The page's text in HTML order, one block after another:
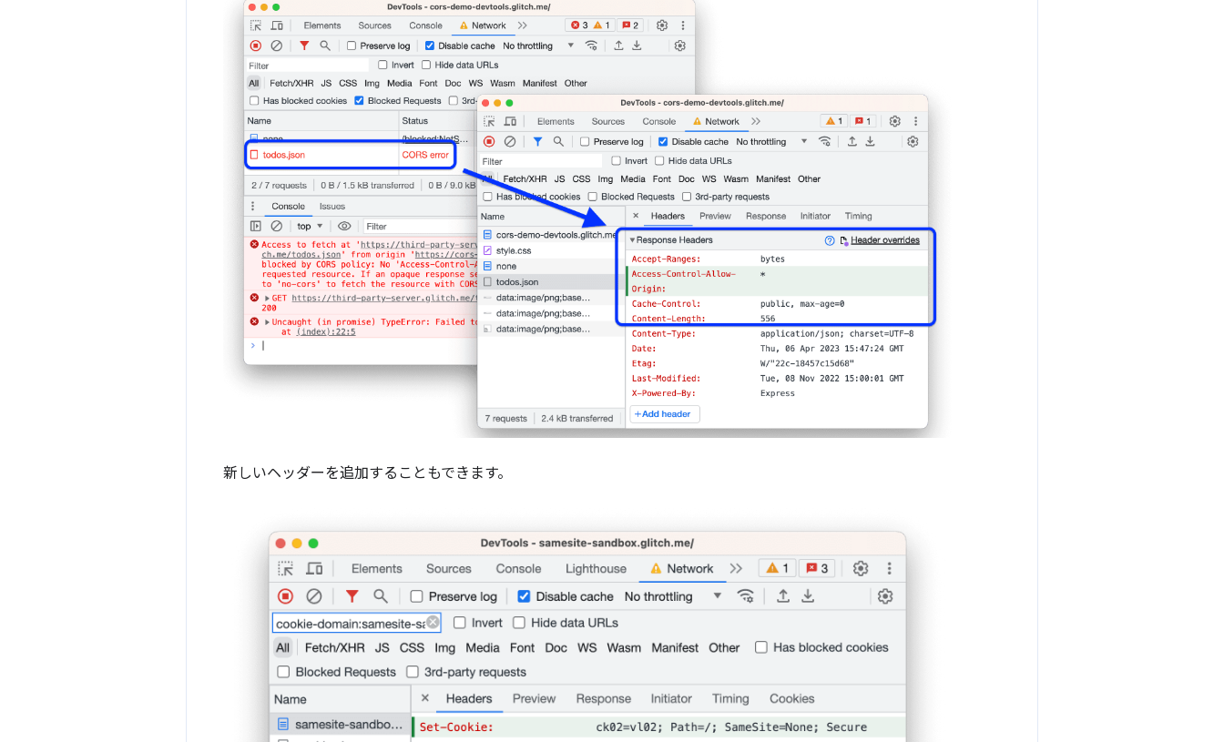
新しいヘッダーを追加することもできます。